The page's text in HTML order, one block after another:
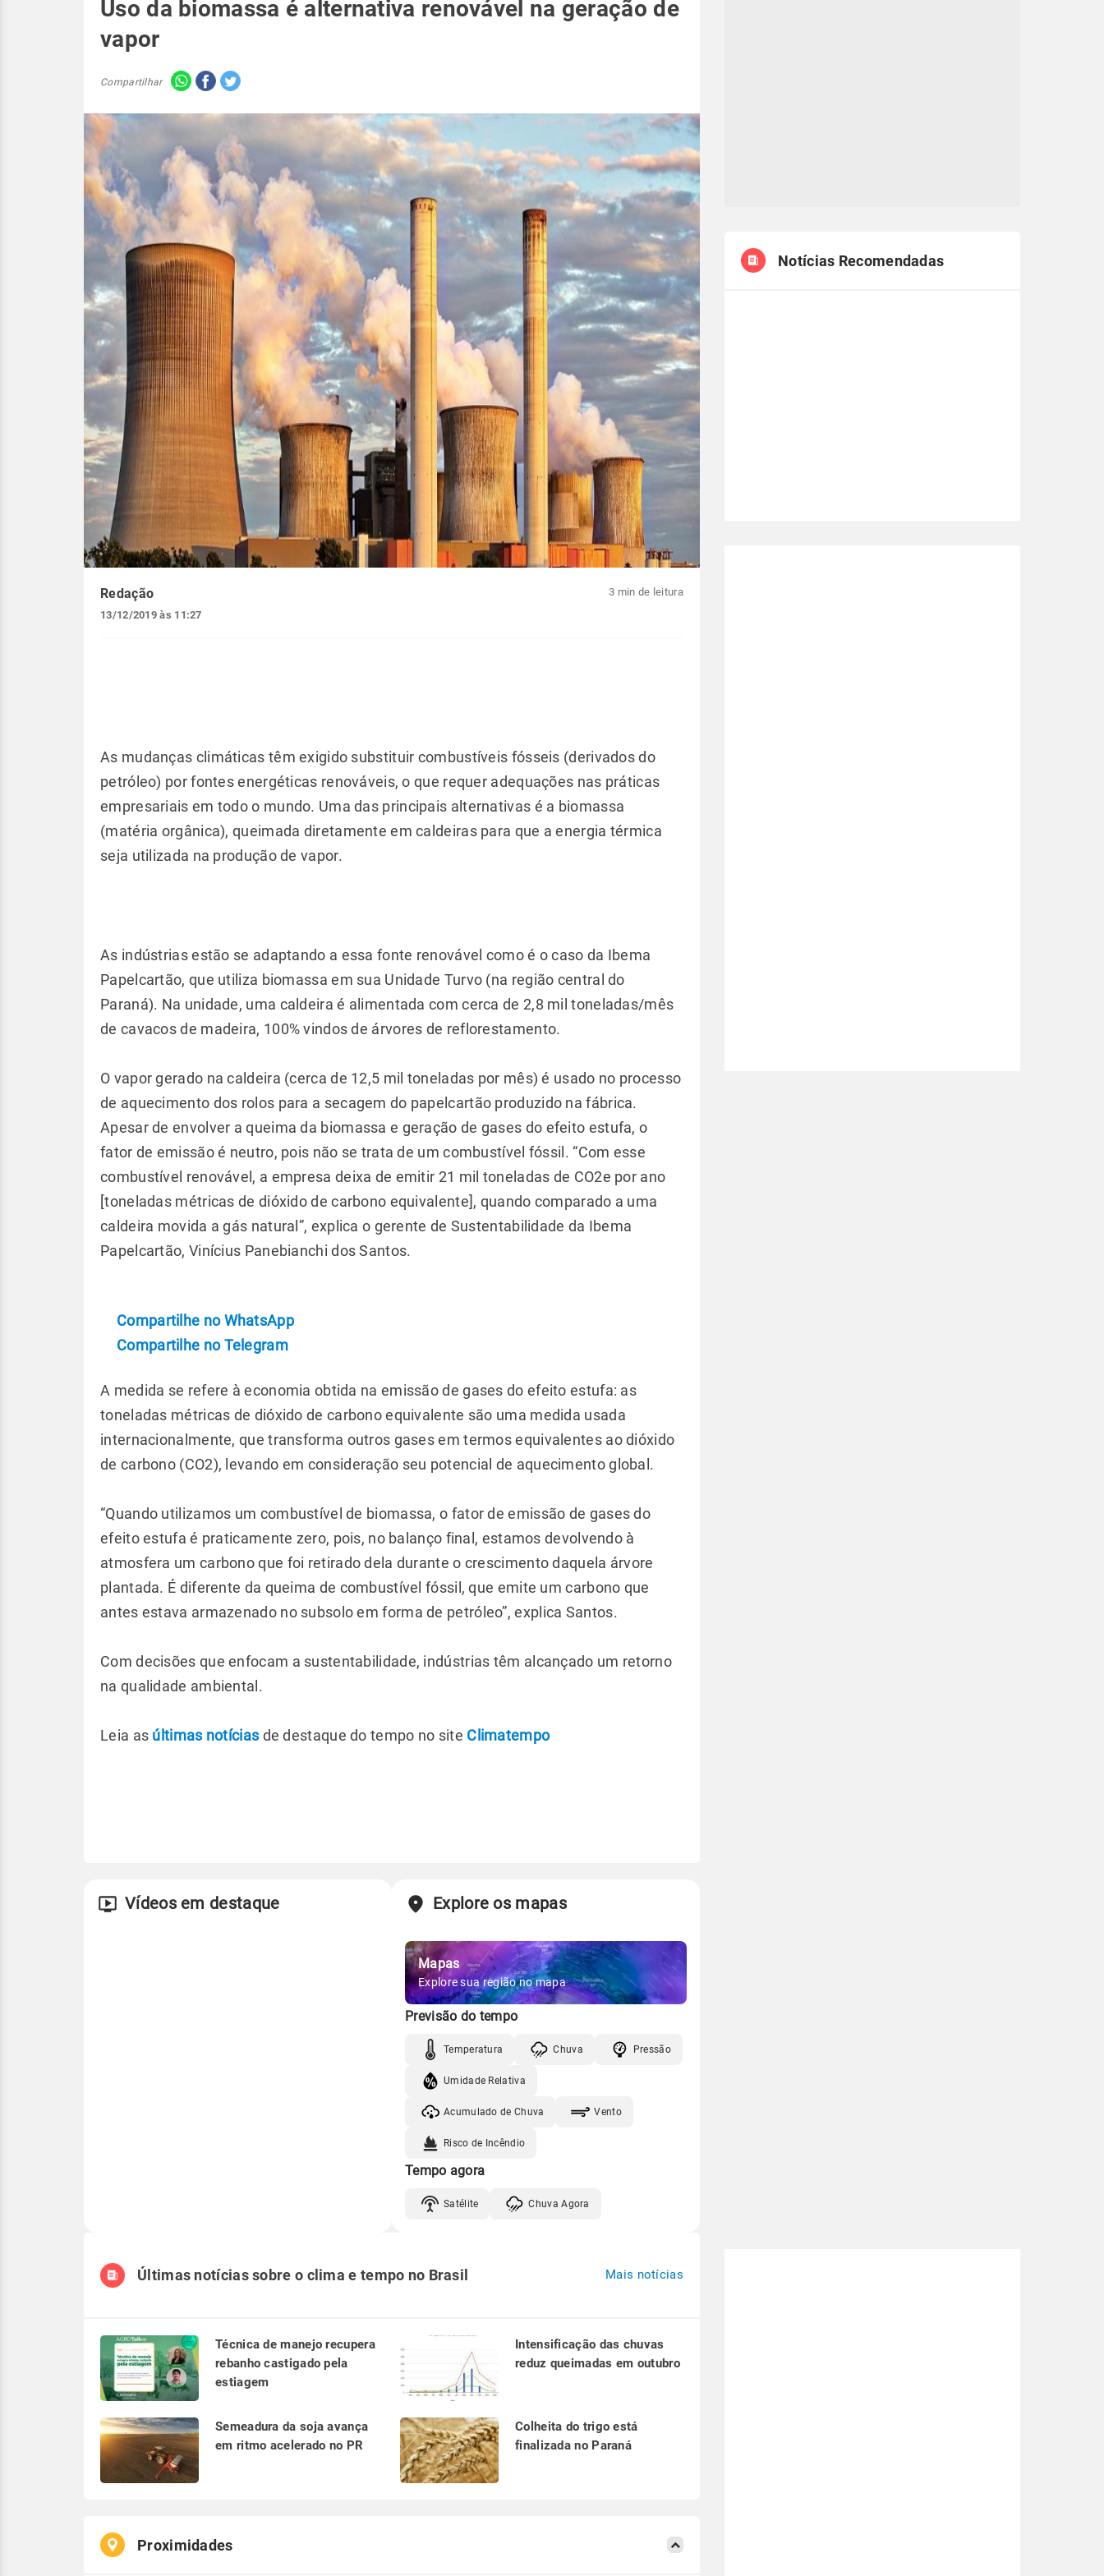
Uso da biomassa é alternativa renovável na geração de
vapor
Compartilhar
Redação
13/12/2019 às 11:27
3 min de leitura
As mudanças climáticas têm exigido substituir combustíveis fósseis (derivados do
petróleo) por fontes energéticas renováveis, o que requer adequações nas práticas
empresariais em todo o mundo. Uma das principais alternativas é a biomassa
(matéria orgânica), queimada diretamente em caldeiras para que a energia térmica
seja utilizada na produção de vapor.
As indústrias estão se adaptando a essa fonte renovável como é o caso da Ibema
Papelcartão, que utiliza biomassa em sua Unidade Turvo (na região central do
Paraná). Na unidade, uma caldeira é alimentada com cerca de 2,8 mil toneladas/mês
de cavacos de madeira, 100% vindos de árvores de reflorestamento.
O vapor gerado na caldeira (cerca de 12,5 mil toneladas por mês) é usado no processo
de aquecimento dos rolos para a secagem do papelcartão produzido na fábrica.
Apesar de envolver a queima da biomassa e geração de gases do efeito estufa, o
fator de emissão é neutro, pois não se trata de um combustível fóssil. “Com esse
combustível renovável, a empresa deixa de emitir 21 mil toneladas de CO2e por ano
[toneladas métricas de dióxido de carbono equivalente], quando comparado a uma
caldeira movida a gás natural”, explica o gerente de Sustentabilidade da Ibema
Papelcartão, Vinícius Panebianchi dos Santos.
Compartilhe no WhatsApp
Compartilhe no Telegram
A medida se refere à economia obtida na emissão de gases do efeito estufa: as
toneladas métricas de dióxido de carbono equivalente são uma medida usada
internacionalmente, que transforma outros gases em termos equivalentes ao dióxido
de carbono (CO2), levando em consideração seu potencial de aquecimento global.
“Quando utilizamos um combustível de biomassa, o fator de emissão de gases do
efeito estufa é praticamente zero, pois, no balanço final, estamos devolvendo à
atmosfera um carbono que foi retirado dela durante o crescimento daquela árvore
plantada. É diferente da queima de combustível fóssil, que emite um carbono que
antes estava armazenado no subsolo em forma de petróleo”, explica Santos.
Com decisões que enfocam a sustentabilidade, indústrias têm alcançado um retorno
na qualidade ambiental.
Leia as últimas notíciasde destaque do tempo no site Climatempo
Vídeos em destaque Explore os mapas
Mapas
Explore sua região no mapa
Previsão do tempo
Temperatura Chuva Pressão
Umidade Relativa
Acumulado de Chuva Vento
Risco de Incêndio
Tempo agora
Satélite Chuva Agora
Notícias Recomendadas
Últimas notícias sobre o clima e tempo no Brasil Mais notícias
Técnica de manejo recupera
rebanho castigado pela
estiagem
Intensificação das chuvas
reduz queimadas em outubro
Semeadura da soja avança
em ritmo acelerado no PR
Colheita do trigo está
finalizada no Paraná
Proximidades